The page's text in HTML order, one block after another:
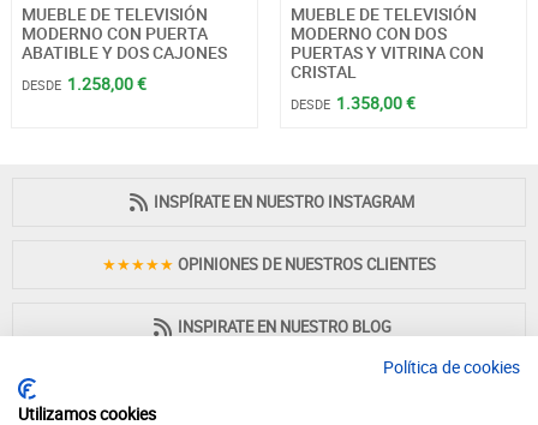
MUEBLE DE TELEVISIÓN
MODERNO CON PUERTA
ABATIBLE Y DOS CAJONES
DESDE 1.258,00 €
MUEBLE DE TELEVISIÓN
MODERNO CON DOS
PUERTAS Y VITRINA CON
CRISTAL
DESDE 1.358,00 €
INSPÍRATE EN NUESTRO INSTAGRAM
★★★★★ OPINIONES DE NUESTROS CLIENTES
INSPIRATE EN NUESTRO BLOG
Política de cookies
Utilizamos cookies